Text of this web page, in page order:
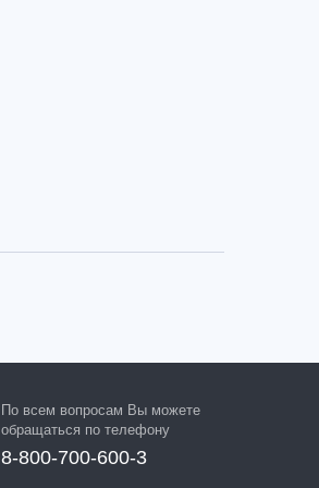
По всем вопросам Вы можете
обращаться по телефону
8-800-700-600-3